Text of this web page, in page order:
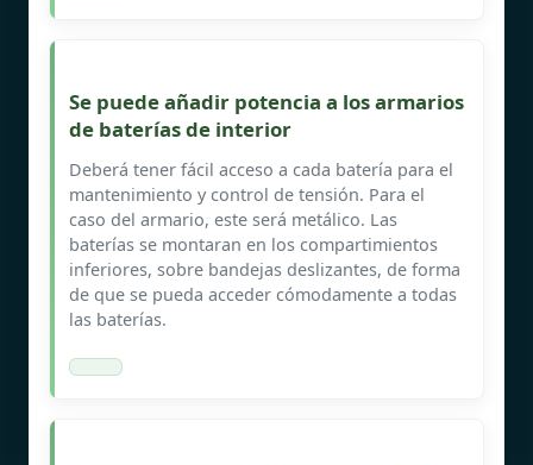
Se puede añadir potencia a los armarios
de baterías de interior
Deberá tener fácil acceso a cada batería para el
mantenimiento y control de tensión. Para el
caso del armario, este será metálico. Las
baterías se montaran en los compartimientos
inferiores, sobre bandejas deslizantes, de forma
de que se pueda acceder cómodamente a todas
las baterías.